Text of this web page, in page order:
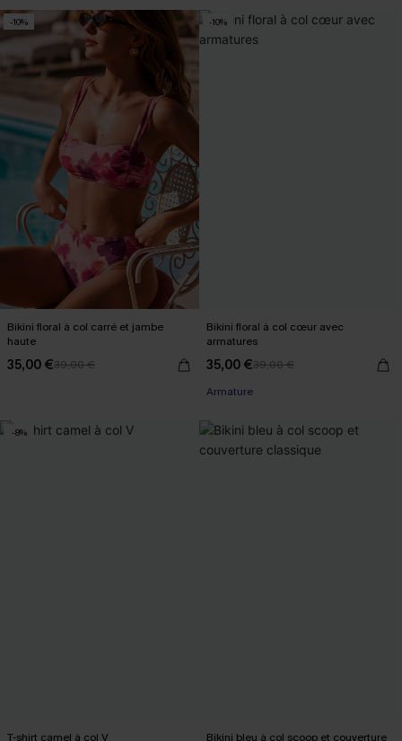
-10%
Bikini floral à col carré et jambe
haute
35,00 €39,00 €
-10%
Bikini floral à col cœur avec
armatures
35,00 €39,00 €
Armature
-8%
T-shirt camel à col V Bikini bleu à col scoop et couverture